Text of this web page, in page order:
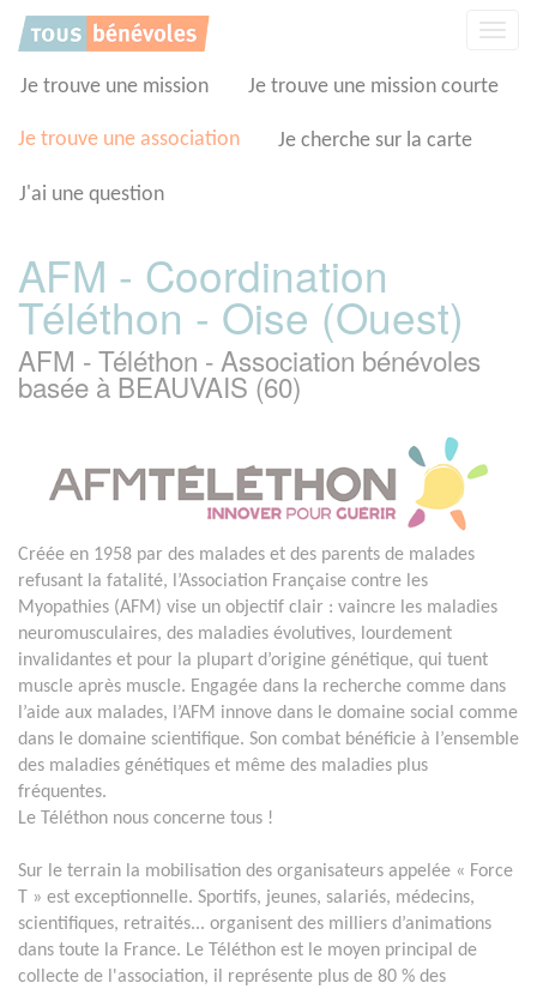
Je trouve une mission Je trouve une mission courte
Je trouve une association Je cherche sur la carte
J'ai une question
AFM - Coordination
Téléthon - Oise (Ouest)
AFM - Téléthon - Association bénévoles
basée à BEAUVAIS (60)
Créée en 1958 par des malades et des parents de malades
refusant la fatalité, l’Association Française contre les
Myopathies (AFM) vise un objectif clair : vaincre les maladies
neuromusculaires, des maladies évolutives, lourdement
invalidantes et pour la plupart d’origine génétique, qui tuent
muscle après muscle. Engagée dans la recherche comme dans
l’aide aux malades, l’AFM innove dans le domaine social comme
dans le domaine scientifique. Son combat bénéficie à l’ensemble
des maladies génétiques et même des maladies plus
fréquentes.
Le Téléthon nous concerne tous !
Sur le terrain la mobilisation des organisateurs appelée « Force
T » est exceptionnelle. Sportifs, jeunes, salariés, médecins,
scientifiques, retraités... organisent des milliers d’animations
dans toute la France. Le Téléthon est le moyen principal de
collecte de l'association, il représente plus de 80 % des
Panneau de gestion des cookies